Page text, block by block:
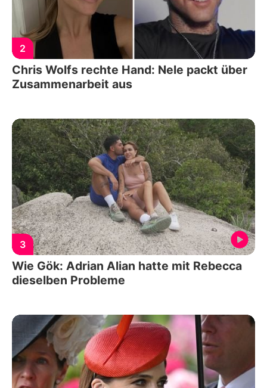
2
Chris Wolfs rechte Hand: Nele packt über
Zusammenarbeit aus
3
Wie Gök: Adrian Alian hatte mit Rebecca
dieselben Probleme